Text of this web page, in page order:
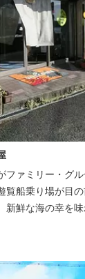
ファミリー・グ
覧船乗り場が目
鮮な海の幸を味